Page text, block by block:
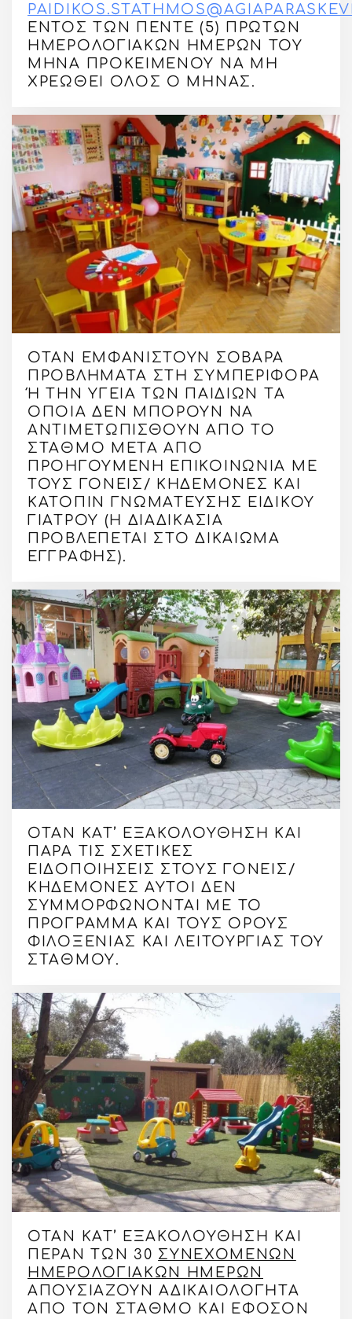
ΕΝΤΌΣ ΤΩΝ ΠΈΝΤΕ (5) ΠΡΏΤΩΝ
ΗΜΕΡΟΛΟΓΙΑΚΏΝ ΗΜΕΡΏΝ ΤΟΥ
ΜΉΝΑ ΠΡΟΚΕΙΜΈΝΟΥ ΝΑ ΜΗ
ΧΡΕΩΘΕΊ ΌΛΟΣ Ο ΜΉΝΑΣ.
ΌΤΑΝ ΕΜΦΑΝΙΣΤΟΎΝ ΣΟΒΑΡΆ
ΠΡΟΒΛΉΜΑΤΑ ΣΤΗ ΣΥΜΠΕΡΙΦΟΡΆ
Ή ΤΗΝ ΥΓΕΊΑ ΤΩΝ ΠΑΙΔΙΏΝ ΤΑ Ο
ΠΟΊΑ ΔΕΝ ΜΠΟΡΟΎΝ ΝΑ Α
ΝΤΙΜΕΤΩΠΙΣΘΟΎΝ ΑΠΌ ΤΟ Σ
ΤΑΘΜΌ ΜΕΤΆ ΑΠΌ Π
ΡΟΗΓΟΎΜΕΝΗ ΕΠΙΚΟΙΝΩΝΊΑ ΜΕ Τ
ΟΥΣ ΓΟΝΕΊΣ/ ΚΗΔΕΜΌΝΕΣ ΚΑΙ Κ
ΑΤΌΠΙΝ ΓΝΩΜΆΤΕΥΣΗΣ ΕΙΔΙΚΟΎ Γ
ΙΑΤΡΟΎ (Η ΔΙΑΔΙΚΑΣΊΑ Π
ΡΟΒΛΈΠΕΤΑΙ ΣΤΟ ΔΙΚΑΊΩΜΑ Ε
ΓΓΡΑΦΉΣ).
ΌΤΑΝ ΚΑΤ’ ΕΞΑΚΟΛΟΎΘΗΣΗ ΚΑΙ
ΠΑΡΆ ΤΙΣ ΣΧΕΤΙΚΈΣ
ΕΙΔΟΠΟΙΉΣΕΙΣ ΣΤΟΥΣ ΓΟΝΕΊΣ/
ΚΗΔΕΜΌΝΕΣ ΑΥΤΟΊ ΔΕΝ
ΣΥΜΜΟΡΦΏΝΟΝΤΑΙ ΜΕ ΤΟ
ΠΡΌΓΡΑΜΜΑ ΚΑΙ ΤΟΥΣ ΌΡΟΥΣ
ΦΙΛΟΞΕΝΊΑΣ ΚΑΙ ΛΕΙΤΟΥΡΓΊΑΣ ΤΟΥ
ΣΤΑΘΜΟΎ.
ΌΤΑΝ ΚΑΤ’ ΕΞΑΚΟΛΟΎΘΗΣΗ ΚΑΙ
ΠΈΡΑΝ ΤΩΝ 30 ΣΥΝΕΧΌΜΕΝΩΝ
ΗΜΕΡΟΛΟΓΙΑΚΏΝ ΗΜΕΡΏΝ
ΑΠΟΥΣΙΆΖΟΥΝ ΑΔΙΚΑΙΟΛΌΓΗΤΑ
ΑΠΌ ΤΟΝ ΣΤΑΘΜΌ ΚΑΙ ΕΦΌΣΟΝ